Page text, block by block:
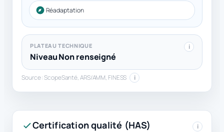
Réadaptation
PLATEAU TECHNIQUE
Niveau Non renseigné
i
Source : ScopeSanté, ARS/AMM, FINESS i
Certification qualité (HAS) i